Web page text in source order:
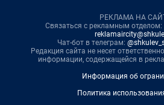
РЕКЛАМА НА
Связаться с рекламным отделом:
Чат-бот в телеграм:
Редакция сайта не несет
информации, содержащейся в
Информация об
Политика